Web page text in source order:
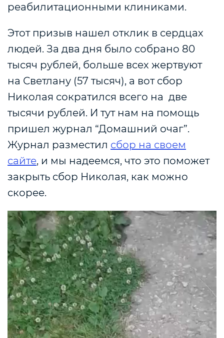
реабилитационными клиниками.
Этот призыв нашел отклик в сердцах
людей. За два дня было собрано 80
тысяч рублей, больше всех жертвуют
на Светлану (57 тысяч), а вот сбор
Николая сократился всего на две
тысячи рублей. И тут нам на помощь
пришел журнал “Домашний очаг”.
Журнал разместил сбор на своем
сайте, и мы надеемся, что это поможет
закрыть сбор Николая, как можно
скорее.
Видеоплеер